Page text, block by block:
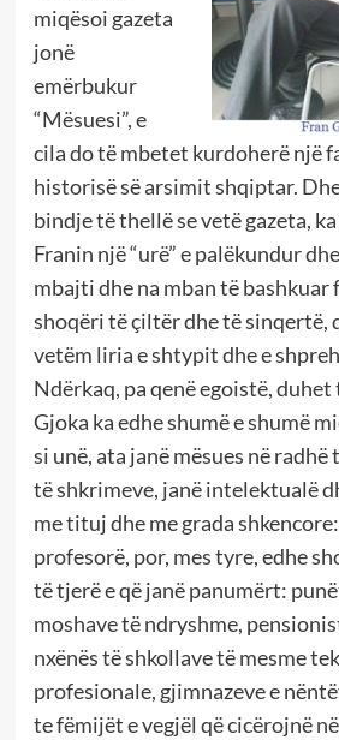
miqësoi gazeta
jonë
emërbukur
“Mësuesi”, e
cila do të mbetet kurdoherë një
historisë së arsimit shqiptar.
bindje të thellë se vetë gazeta,
Franin një “urë” e palëkundur
mbajti dhe na mban të bashkuar
shoqëri të çiltër dhe të sinqertë,
vetëm liria e shtypit dhe e
Ndërkaq, pa qenë egoistë, duhet
Gjoka ka edhe shumë e shumë
si unë, ata janë mësues në radhë
të shkrimeve, janë intelektualë
me tituj dhe me grada
profesorë, por, mes tyre, edhe
të tjerë e që janë panumërt:
moshave të ndryshme,
nxënës të shkollave të mesme
profesionale, gjimnazeve e
te fëmijët e vegjël që cicërojnë